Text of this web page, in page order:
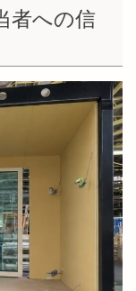
者への信